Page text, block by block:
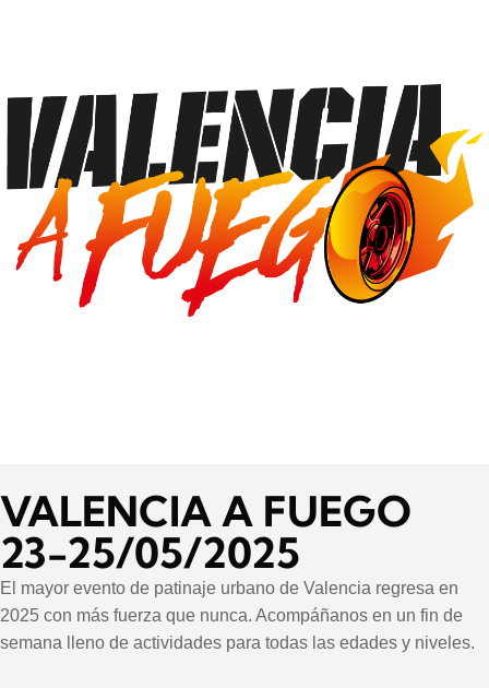
VALENCIA A FUEGO
23-25/05/2025
El mayor evento de patinaje urbano de Valencia regresa en
2025 con más fuerza que nunca. Acompáñanos en un fin de
semana lleno de actividades para todas las edades y niveles.